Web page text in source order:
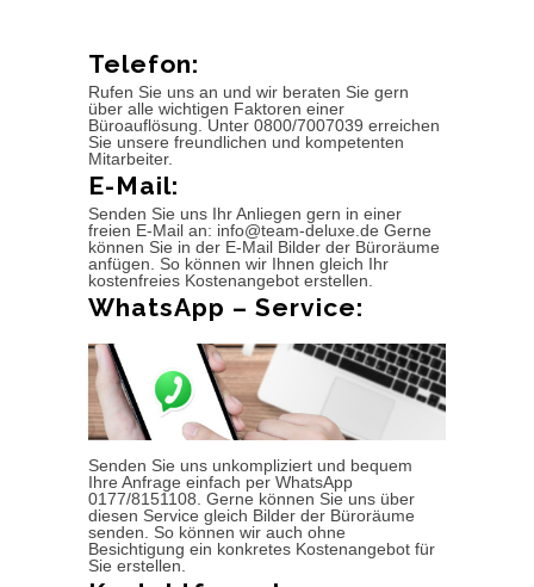
Telefon:
Rufen Sie uns an und wir beraten Sie gern
über alle wichtigen Faktoren einer
Büroauflösung. Unter 0800/7007039 erreichen
Sie unsere freundlichen und kompetenten
Mitarbeiter.
E-Mail:
Senden Sie uns Ihr Anliegen gern in einer
freien E-Mail an: info@team-deluxe.de Gerne
können Sie in der E-Mail Bilder der Büroräume
anfügen. So können wir Ihnen gleich Ihr
kostenfreies Kostenangebot erstellen.
WhatsApp – Service:
Senden Sie uns unkompliziert und bequem
Ihre Anfrage einfach per WhatsApp
0177/8151108. Gerne können Sie uns über
diesen Service gleich Bilder der Büroräume
senden. So können wir auch ohne
Besichtigung ein konkretes Kostenangebot für
Sie erstellen.